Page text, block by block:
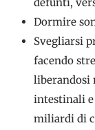
Dormire
Svegliarsi
facendo
liberandosi
intestinali
miliardi di